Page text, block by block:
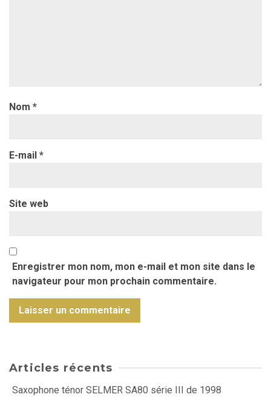
Nom *
E-mail *
Site web
Enregistrer mon nom, mon e-mail et mon site dans le
navigateur pour mon prochain commentaire.
Articles récents
Saxophone ténor SELMER SA80 série III de 1998